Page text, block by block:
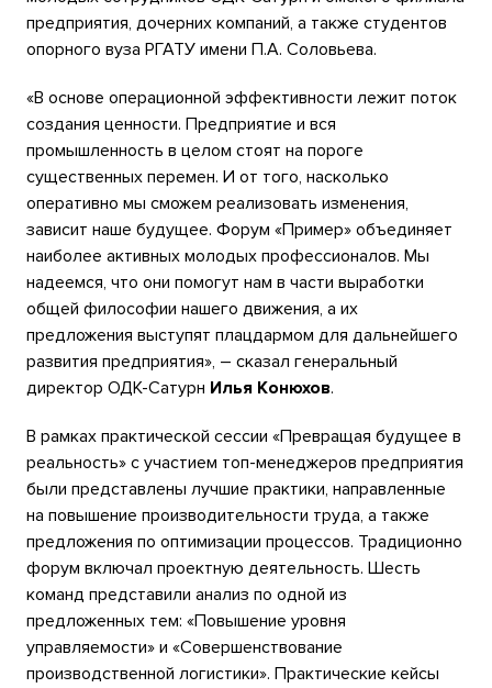
предприятия, дочерних компаний, а также студентов
опорного вуза РГАТУ имени П.А. Соловьева.
«В основе операционной эффективности лежит поток
создания ценности. Предприятие и вся
промышленность в целом стоят на пороге
существенных перемен. И от того, насколько
оперативно мы сможем реализовать изменения,
зависит наше будущее. Форум «Пример» объединяет
наиболее активных молодых профессионалов. Мы
надеемся, что они помогут нам в части выработки
общей философии нашего движения, а их
предложения выступят плацдармом для дальнейшего
развития предприятия», – сказал генеральный
директор ОДК-Сатурн Илья Конюхов.
В рамках практической сессии «Превращая будущее в
реальность» с участием топ-менеджеров предприятия
были представлены лучшие практики, направленные
на повышение производительности труда, а также
предложения по оптимизации процессов. Традиционно
форум включал проектную деятельность. Шесть
команд представили анализ по одной из
предложенных тем: «Повышение уровня
управляемости» и «Совершенствование
производственной логистики». Практические кейсы